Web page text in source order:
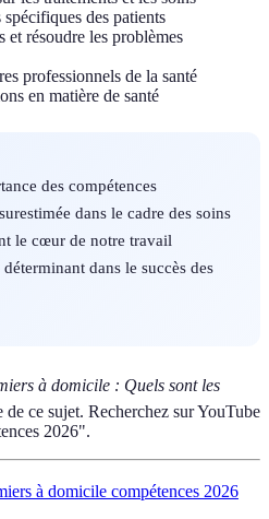
des patients
et résoudre les problèmes
professionnels de la santé
en matière de santé
des compétences
dans le cadre des soins
le cœur de notre travail
dans le succès des
à domicile : Quels sont les
de ce sujet. Recherchez sur YouTube
2026".
à domicile compétences 2026